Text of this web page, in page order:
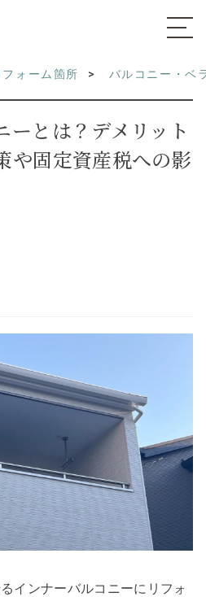
フォーム箇所 バルコニー・ベ
ーとは？デメリット
や固定資産税への影
インナーバルコニーにリフォ